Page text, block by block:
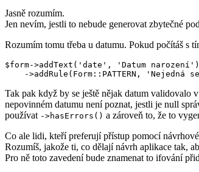
Jasně rozumím.
Jen nevím, jestli to nebude generovat zbytečné
Rozumím tomu třeba u datumu. Pokud počítáš s
$form->addText('date', 'Datum narození')
Tak pak když by se ještě nějak datum validovalo v
nepovinném datumu není poznat, jestli je null
používat ->hasErrors() a zároveň to, že to
Co ale lidi, kteří preferují přístup pomocí
Rozumíš, jakože ti, co dělají návrh aplikace tak,
Pro ně toto zavedení bude znamenat to ifování